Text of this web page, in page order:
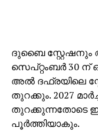
ദുബൈ സ്റ്റേഷനും
സെപ്റ്റംബര്‍ 30 ന്
അല്‍ ദഫ്രയിലെ
തുറക്കും. 2027
തുറക്കുന്നതോടെ
പൂര്‍ത്തിയാകും.